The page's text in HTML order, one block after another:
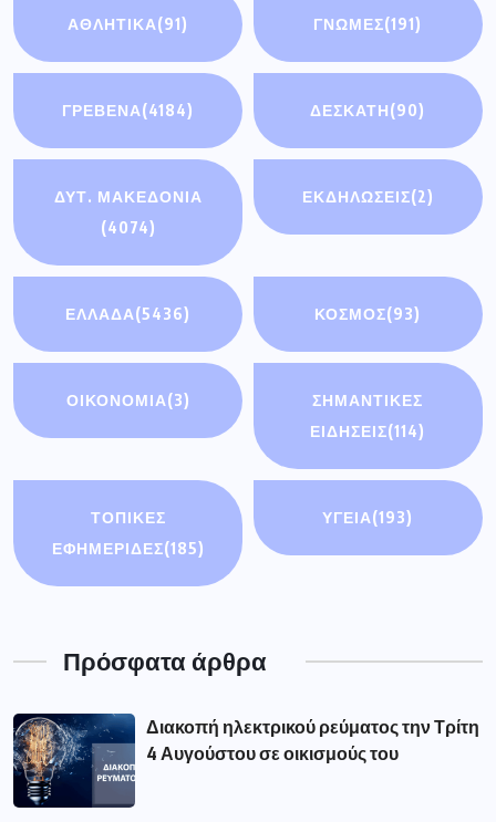
ΑΘΛΗΤΙΚΆ(91) ΓΝΩΜΕΣ(191)
ΓΡΕΒΕΝΑ(4184) ΔΕΣΚΑΤΗ(90)
ΔΥΤ. ΜΑΚΕΔΟΝΙΑ
(4074)
ΕΚΔΗΛΩΣΕΙΣ(2)
ΕΛΛΑΔΑ(5436) ΚΟΣΜΟΣ(93)
ΟΙΚΟΝΟΜΊΑ(3)
ΣΗΜΑΝΤΙΚΈΣ
ΕΙΔΉΣΕΙΣ(114)
ΤΟΠΙΚΕΣ
ΕΦΗΜΕΡΙΔΕΣ(185)
ΥΓΕΙΑ(193)
Πρόσφατα άρθρα
Διακοπή ηλεκτρικού ρεύματος την Τρίτη
4 Αυγούστου σε οικισμούς του